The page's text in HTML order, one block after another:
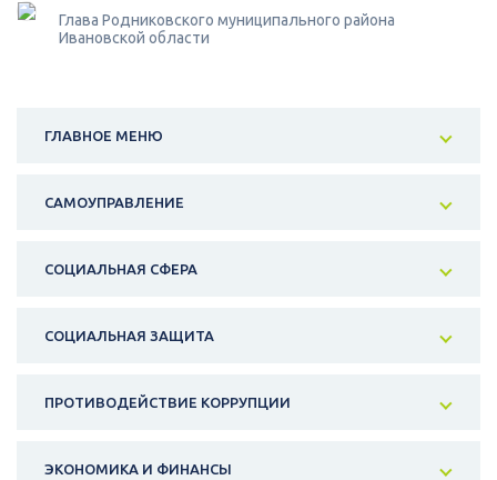
Глава Родниковского муниципального района
Ивановской области
ГЛАВНОЕ МЕНЮ
САМОУПРАВЛЕНИЕ
СОЦИАЛЬНАЯ СФЕРА
СОЦИАЛЬНАЯ ЗАЩИТА
ПРОТИВОДЕЙСТВИЕ КОРРУПЦИИ
ЭКОНОМИКА И ФИНАНСЫ